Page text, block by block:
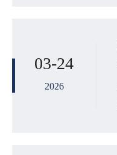
03-24
2026